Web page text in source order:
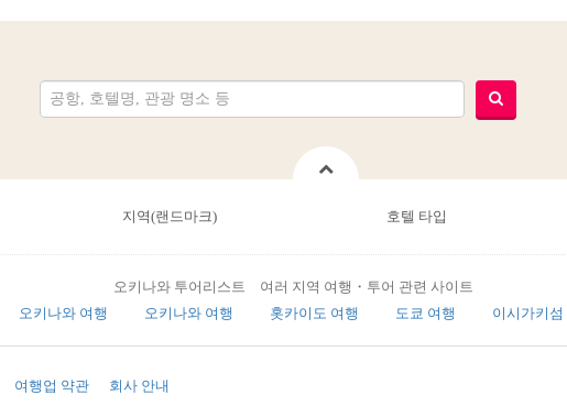
지역(랜드마크) 호텔 타입
오키나와 투어리스트 여러 지역 여행・투어 관련 사이트
오키나와 여행 오키나와 여행 홋카이도 여행 도쿄 여행 이시가키섬
여행업 약관 회사 안내